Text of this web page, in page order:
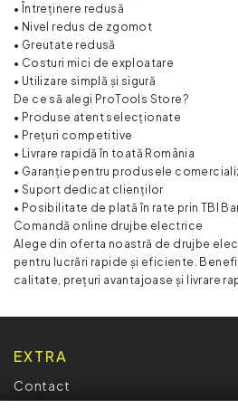
• Întreținere redusă
• Nivel redus de zgomot
• Greutate redusă
• Costuri mici de exploatare
• Utilizare simplă și sigură
De ce să alegi ProTools Store?
• Produse atent selecționate
• Prețuri competitive
• Livrare rapidă în toată România
• Garanție pentru produsele
• Suport dedicat clienților
• Posibilitate de plată în rate prin TBI
Comandă online drujbe electrice
Alege din oferta noastră de drujbe
pentru lucrări rapide și eficiente.
calitate, prețuri avantajoase și livrare
EXTRA
Contact